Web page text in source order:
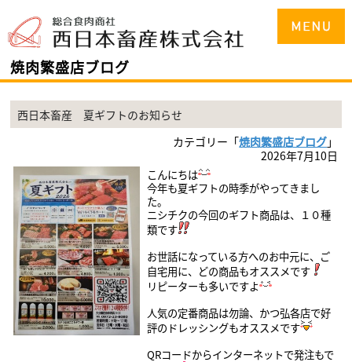
焼肉繁盛店ブログ
西日本畜産 夏ギフトのお知らせ
カテゴリー「焼肉繁盛店ブログ」
2026年7月10日
こんにちは
今年も夏ギフトの時季がやってきまし
た。
ニシチクの今回のギフト商品は、１０種
類です
お世話になっている方へのお中元に、ご
自宅用に、どの商品もオススメです
リピーターも多いですよ
人気の定番商品は勿論、 かつ弘各店で好
評のドレッシングもオススメです
QRコードからインターネットで発注もで